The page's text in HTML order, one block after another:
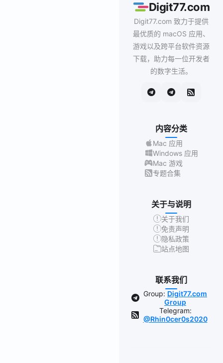
Digit77.com
Digit77.com 致力于提供
最优质的 macOS 应用、
游戏以及跨平台软件资源
下载，助力每一位开发者
的数字生活。
内容分类
Mac 应用
Windows 应用
Mac 游戏
专题合集
关于与说明
关于我们
免责声明
隐私政策
站点地图
联系我们
Group: Digit77.com
Group
Telegram:
@Rhin0cer0s2020